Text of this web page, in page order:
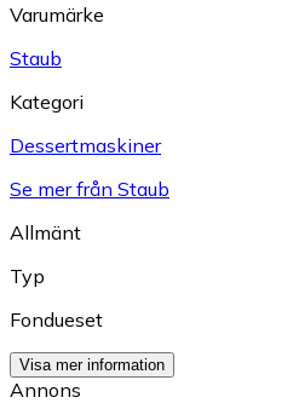
Varumärke
Staub
Kategori
Dessertmaskiner
Se mer från Staub
Allmänt
Typ
Fondueset
Visa mer information
Annons